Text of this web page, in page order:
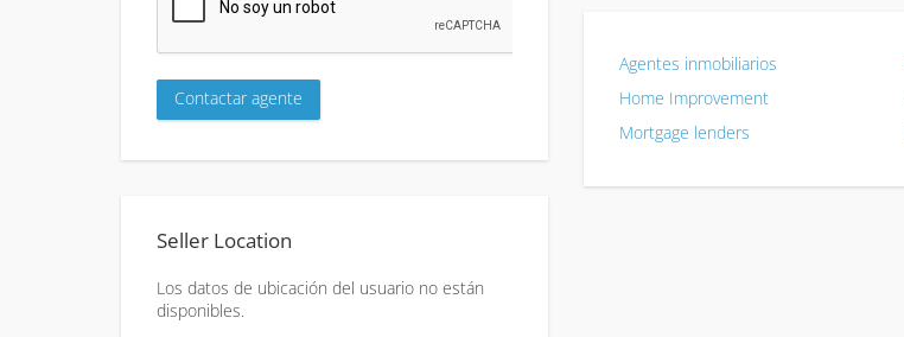
Seller Location
Los datos de ubicación del usuario no están
disponibles.
Agentes inmobiliarios
Home Improvement
Mortgage lenders